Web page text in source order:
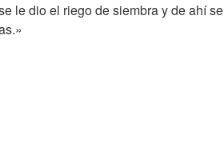
le dio el riego de siembra y de ahí se